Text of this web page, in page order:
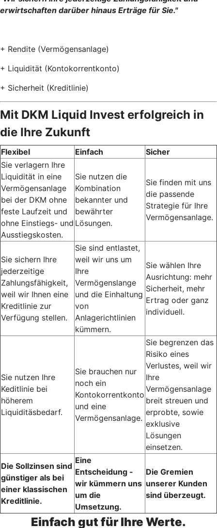
erwirtschaften darüber hinaus Erträge für Sie."
+ Rendite (Vermögensanlage)
+ Liquidität (Kontokorrentkonto)
+ Sicherheit (Kreditlinie)
Mit DKM Liquid Invest erfolgreich in
die Ihre Zukunft
Flexibel Einfach
Sicher
Sie verlagern Ihre
Liquidität in eine
Vermögensanlage
bei der DKM ohne
feste Laufzeit und
ohne Einstiegs- und
Ausstiegskosten.
Sie nutzen die
Kombination
bekannter und
bewährter
Lösungen.
Sie finden mit uns
die passende
Strategie für Ihre
Vermögensanlage.
Sie sichern Ihre
jederzeitige
Zahlungsfähigkeit,
weil wir Ihnen eine
Kreditlinie zur
Verfügung stellen.
Sie sind entlastet,
weil wir uns um
Ihre
Vermögenslange
und die Einhaltung
von
Anlagerichtlinien
kümmern.
Sie wählen Ihre
Ausrichtung: mehr
Sicherheit, mehr
Ertrag oder ganz
individuell.
Sie nutzen Ihre
Keditlinie bei
höherem
Liquiditäsbedarf.
Sie brauchen nur
noch ein
Kontokorrentkonto
und eine
Vermögensanlage.
Sie begrenzen das
Risiko eines
Verlustes, weil wir
Ihre
Vermögensanlage
breit streuen und
erprobte, sowie
exklusive
Lösungen
einsetzen.
Die Sollzinsen sind
günstiger als bei
einer klassischen
Kreditlinie.
Eine
Entscheidung -
wir kümmern uns
um die
Umsetzung.
Die Gremien
unserer Kunden
sind überzeugt.
Einfach gut für Ihre Werte.